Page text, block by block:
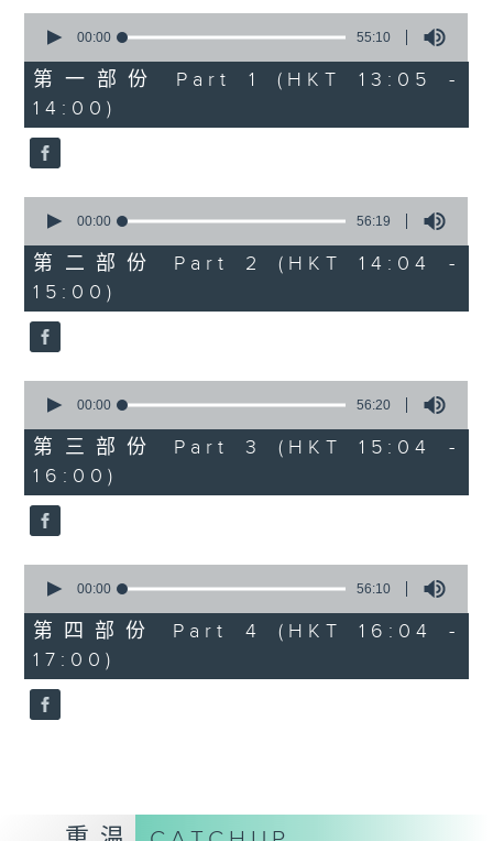
节目时间：1400-1700
节目名称：粤曲会知音
节目主持：蓝炜婷
1.「南唐春梦」
由 邓碧云、李宝莹 主唱
2. 「桃花缘」
由 梁兆明、蒋文端 主唱
3.「十奏严嵩之写表 」
由 麦炳荣、凤凰女 主唱
4.「一代天娇 」
5.「西施之五湖泛舟」
由 林锦堂、南凤 主唱
由 龙贯天、何杜瑞卿 主唱
seconds
55
minutes,
10
seconds
00:00 55:10
第一部份 Part 1 (HKT 13:05 -
14:00)
seconds
56
minutes,
19
seconds
00:00 56:19
第二部份 Part 2 (HKT 14:04 -
15:00)
seconds
56
minutes,
20
seconds
00:00 56:20
第三部份 Part 3 (HKT 15:04 -
16:00)
seconds
56
minutes,
10
seconds
00:00 56:10
第四部份 Part 4 (HKT 16:04 -
17:00)